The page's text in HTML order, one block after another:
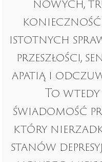
istotnych
przeszłości,
apatią i
To wtedy
świadomość
który
stanów